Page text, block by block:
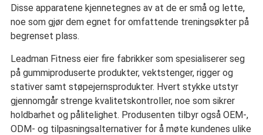
Disse apparatene kjennetegnes av at de er små og lette,
noe som gjør dem egnet for omfattende treningsøkter på
begrenset plass.
Leadman Fitness eier fire fabrikker som spesialiserer seg
på gummiproduserte produkter, vektstenger, rigger og
stativer samt støpejernsprodukter. Hvert stykke utstyr
gjennomgår strenge kvalitetskontroller, noe som sikrer
holdbarhet og pålitelighet. Produsenten tilbyr også OEM-,
ODM- og tilpasningsalternativer for å møte kundenes ulike